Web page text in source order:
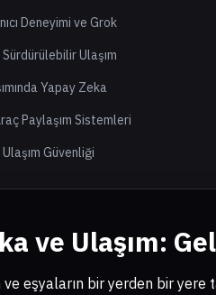
Deneyimi ve Grok
Ulaşım
Yapay Zeka
Paylaşım Sistemleri
Güvenliği
ve Ulaşım:
ve eşyaların bir yerden bir yere